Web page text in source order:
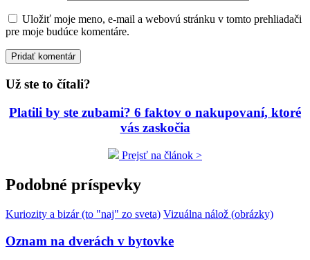
Uložiť moje meno, e-mail a webovú stránku v tomto prehliadači
pre moje budúce komentáre.
Už ste to čítali?
Platili by ste zubami? 6 faktov o nakupovaní, ktoré
vás zaskočia
Prejsť na článok >
Podobné príspevky
Kuriozity a bizár (to "naj" zo sveta) Vizuálna nálož (obrázky)
Oznam na dverách v bytovke